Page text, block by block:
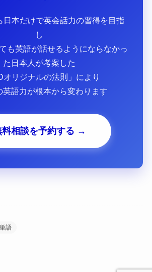
日本だけで英会話力の習得を目指
し
も英語が話せるようにならなかっ
た日本人が考案した
オリジナルの法則」により
英語力が根本から変わります
料相談を予約する →
単語